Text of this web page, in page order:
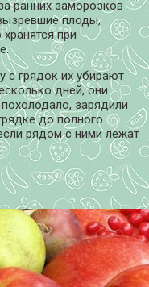
ранних заморозков
плоды,
при
с грядок их убирают
дней, они
зарядили
до полного
рядом с ними лежат